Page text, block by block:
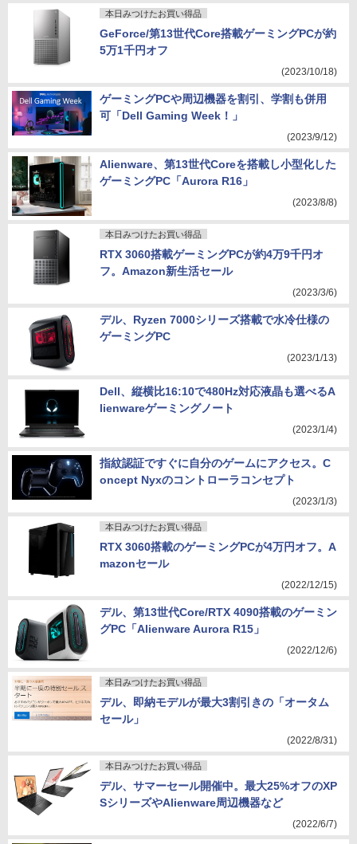
本日みつけたお買い得品
GeForce/第13世代Core搭載ゲーミングPCが約
5万1千円オフ
(2023/10/18)
ゲーミングPCや周辺機器を割引、学割も併用
可「Dell Gaming Week！」
(2023/9/12)
Alienware、第13世代Coreを搭載し小型化した
ゲーミングPC「Aurora R16」
(2023/8/8)
本日みつけたお買い得品
RTX 3060搭載ゲーミングPCが約4万9千円オ
フ。Amazon新生活セール
(2023/3/6)
デル、Ryzen 7000シリーズ搭載で水冷仕様の
ゲーミングPC
(2023/1/13)
Dell、縦横比16:10で480Hz対応液晶も選べるA
lienwareゲーミングノート
(2023/1/4)
指紋認証ですぐに自分のゲームにアクセス。C
oncept Nyxのコントローラコンセプト
(2023/1/3)
本日みつけたお買い得品
RTX 3060搭載のゲーミングPCが4万円オフ。A
mazonセール
(2022/12/15)
デル、第13世代Core/RTX 4090搭載のゲーミン
グPC「Alienware Aurora R15」
(2022/12/6)
本日みつけたお買い得品
デル、即納モデルが最大3割引きの「オータム
セール」
(2022/8/31)
本日みつけたお買い得品
デル、サマーセール開催中。最大25%オフのXP
SシリーズやAlienware周辺機器など
(2022/6/7)